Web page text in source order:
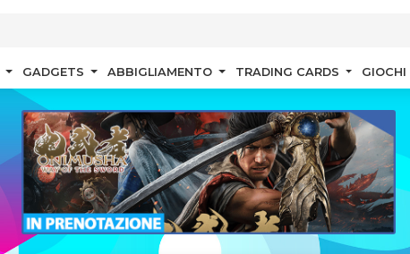
GADGETS ABBIGLIAMENTO TRADING CARDS